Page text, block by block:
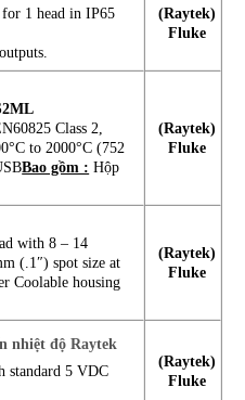
1 head in IP65
(Raytek)
Fluke
Class 2,
to 2000°C (752
Bao gồm : Hộp
(Raytek)
Fluke
with 8 – 14
(.1″) spot size at
Coolable housing
(Raytek)
Fluke
nhiệt độ Raytek
standard 5 VDC
(Raytek)
Fluke